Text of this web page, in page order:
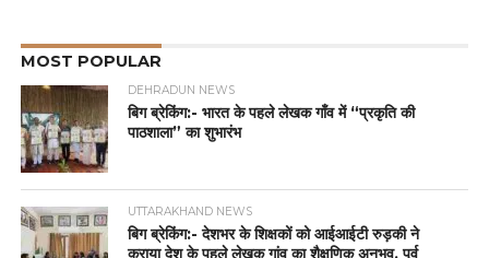
MOST POPULAR
DEHRADUN NEWS
बिग ब्रेकिंग:- भारत के पहले लेखक गाँव में “प्रकृति की
पाठशाला” का शुभारंभ
UTTARAKHAND NEWS
बिग ब्रेकिंग:- देशभर के शिक्षकों को आईआईटी रुड़की ने